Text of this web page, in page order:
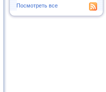
Посмотреть все